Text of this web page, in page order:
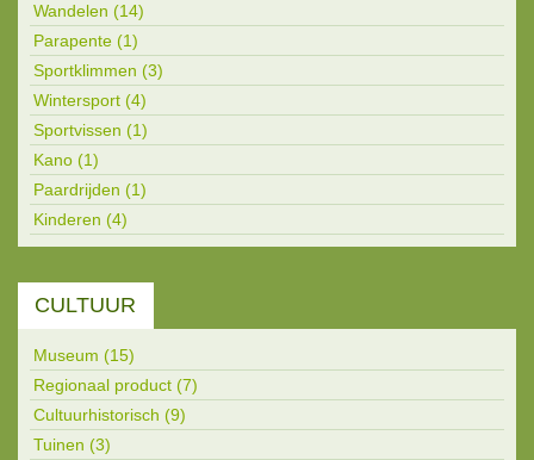
Wandelen (14)
Parapente (1)
Sportklimmen (3)
Wintersport (4)
Sportvissen (1)
Kano (1)
Paardrijden (1)
Kinderen (4)
CULTUUR
Museum (15)
Regionaal product (7)
Cultuurhistorisch (9)
Tuinen (3)